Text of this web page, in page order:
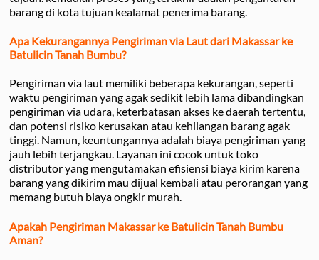
barang di kota tujuan kealamat penerima barang.
Apa Kekurangannya Pengiriman via Laut dari Makassar ke
Batulicin Tanah Bumbu?
Pengiriman via laut memiliki beberapa kekurangan, seperti
waktu pengiriman yang agak sedikit lebih lama dibandingkan
pengiriman via udara, keterbatasan akses ke daerah tertentu,
dan potensi risiko kerusakan atau kehilangan barang agak
tinggi. Namun, keuntungannya adalah biaya pengiriman yang
jauh lebih terjangkau. Layanan ini cocok untuk toko
distributor yang mengutamakan efisiensi biaya kirim karena
barang yang dikirim mau dijual kembali atau perorangan yang
memang butuh biaya ongkir murah.
Apakah Pengiriman Makassar ke Batulicin Tanah Bumbu
Aman?